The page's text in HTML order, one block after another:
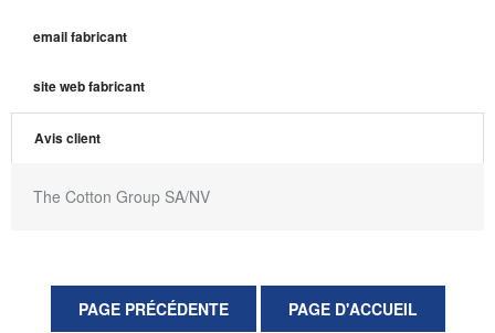
email fabricant
site web fabricant
Avis client
The Cotton Group SA/NV